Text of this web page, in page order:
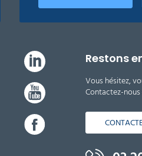
Restons
Vous hésitez,
Contactez-